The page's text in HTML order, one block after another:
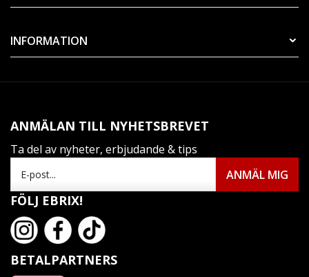
INFORMATION
ANMÄLAN TILL NYHETSBREVET
Ta del av nyheter, erbjudande & tips
FÖLJ EBRIX!
BETALPARTNERS